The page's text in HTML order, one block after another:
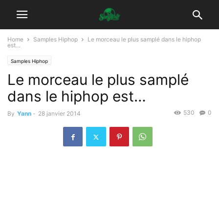
Home Samples Hiphop
Le morceau le plus samplé dans le hiphop
est…
Samples Hiphop
Le morceau le plus samplé
dans le hiphop est…
By Yann - 28 janvier 2014 0
530